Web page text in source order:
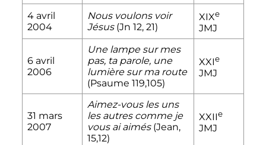
4 avril
2004
Nous voulons voir
Jésus(Jn 12, 21)
XIXe
JMJ
6 avril
2006
Une lampe sur mes
pas, ta parole, une
lumière sur ma route
(Psaume 119,105)
XXIe
JMJ
31 mars
2007
Aimez-vous les uns
les autres comme je
vous ai aimés(Jean,
15,12)
XXIIe
JMJ